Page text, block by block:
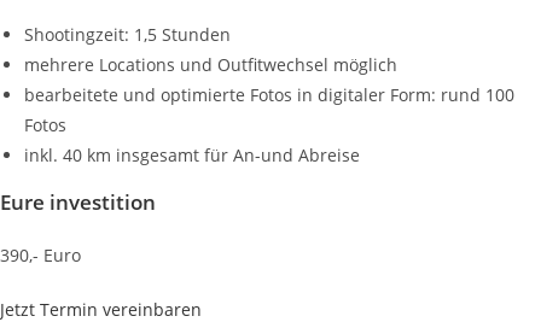
Shootingzeit: 1,5 Stunden
mehrere Locations und Outfitwechsel möglich
bearbeitete und optimierte Fotos in digitaler Form: rund 100
Fotos
inkl. 40 km insgesamt für An-und Abreise
Eure investition
390,- Euro
Jetzt Termin vereinbaren